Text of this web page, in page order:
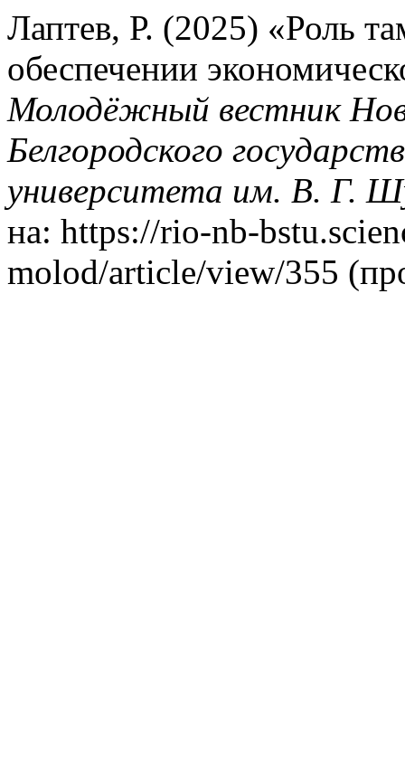
Лаптев, Р. (2025) «Роль
обеспечении
Молодёжный вестник
Белгородского
университета им. В. Г.
на: https://rio-nb-
molod/article/view/355